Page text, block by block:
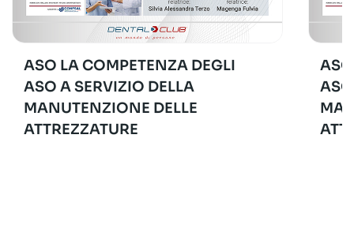
ASO LA COMPETENZA DEGLI
ASO A SERVIZIO DELLA
MANUTENZIONE DELLE
ATTREZZATURE